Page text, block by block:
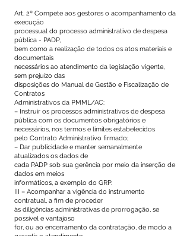
Art. 2º Compete aos gestores o acompanhamento da
execução
processual do processo administrativo de despesa
pública - PADP,
bem como a realização de todos os atos materiais e
documentais
necessários ao atendimento da legislação vigente,
sem prejuízo das
disposições do Manual de Gestão e Fiscalização de
Contratos
Administrativos da PMML/AC:
– Instruir os processos administrativos de despesa
pública com os documentos obrigatórios e
necessários, nos termos e limites estabelecidos
pelo Contrato Administrativo firmado;
– Dar publicidade e manter semanalmente
atualizados os dados de
cada PADP sob sua gerência por meio da inserção de
dados em meios
informáticos, a exemplo do GRP.
III – Acompanhar a vigência do instrumento
contratual, a fim de proceder
às diligências administrativas de prorrogação, se
possível e vantajoso
for, ou ao encerramento da contratação, de modo a